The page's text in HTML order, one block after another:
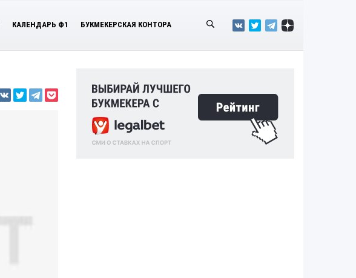
КАЛЕНДАРЬ Ф1 БУКМЕКЕРСКАЯ КОНТОРА